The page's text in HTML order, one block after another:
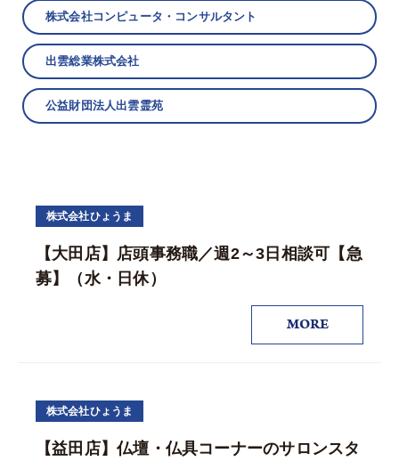
株式会社コンピュータ・コンサルタント
出雲総業株式会社
公益財団法人出雲霊苑
株式会社ひょうま
【大田店】店頭事務職／週2～3日相談可【急
募】（水・日休）
MORE
株式会社ひょうま
【益田店】仏壇・仏具コーナーのサロンスタ